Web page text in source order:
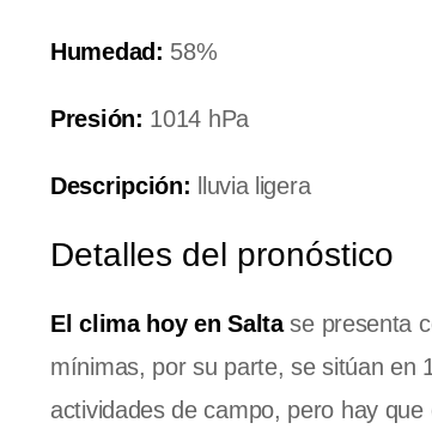
Humedad: 58%
Presión: 1014 hPa
Descripción: lluvia ligera
Detalles del pronóstico
El clima hoy en Saltase presenta
mínimas, por su parte, se sitúan en
actividades de campo, pero hay